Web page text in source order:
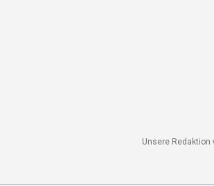
Unsere Redaktion